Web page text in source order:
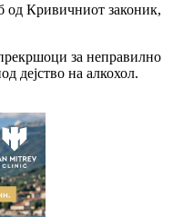
од Кривичниот законик,
за неправилно
дејство на алкохол.